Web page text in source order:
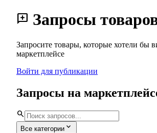
add_comment Запросы
Запросите товары, которые хотели бы
маркетплейсе
Войти для публикации
Запросы на
search
Все категории expand_more